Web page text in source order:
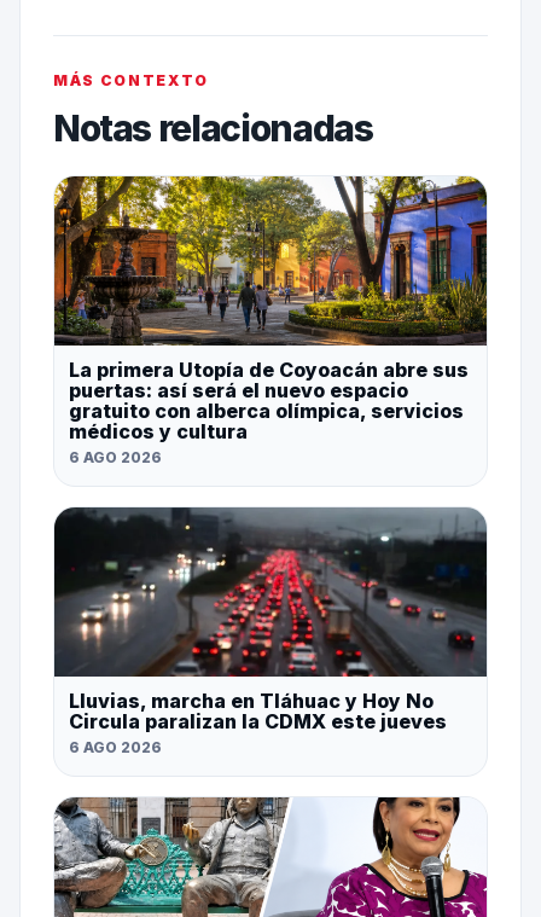
MÁS CONTEXTO
Notas relacionadas
La primera Utopía de Coyoacán abre sus
puertas: así será el nuevo espacio
gratuito con alberca olímpica, servicios
médicos y cultura
6 AGO 2026
Lluvias, marcha en Tláhuac y Hoy No
Circula paralizan la CDMX este jueves
6 AGO 2026